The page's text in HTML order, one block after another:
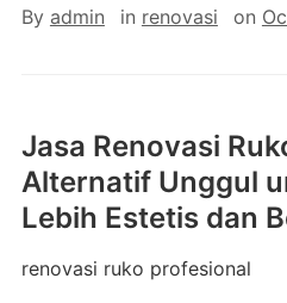
By admin in renovasi on
Jasa Renovasi
Alternatif Unggul
Lebih Estetis dan
renovasi ruko profesional